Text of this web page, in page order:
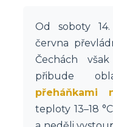
Od soboty
června
Čechách
přibude
přeháňkami
teploty 13–18